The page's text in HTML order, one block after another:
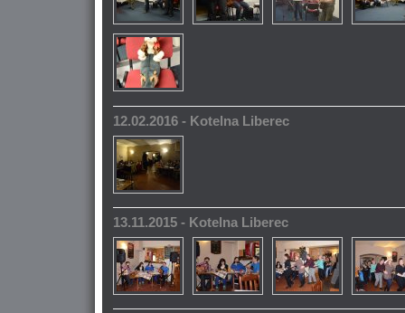
12.02.2016 - Kotelna Liberec
13.11.2015 - Kotelna Liberec